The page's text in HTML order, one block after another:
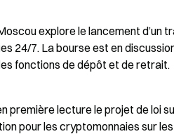
explore le lancement
24/7. La bourse est en
fonctions de dépôt et de retrait.
première lecture le projet de loi
pour les cryptomonnaies sur